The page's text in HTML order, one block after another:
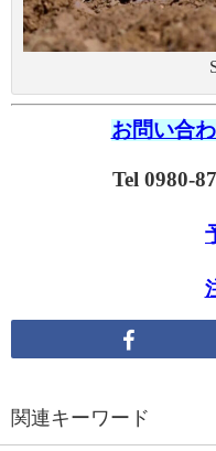
お問い合
Tel 0980-
関連キーワード